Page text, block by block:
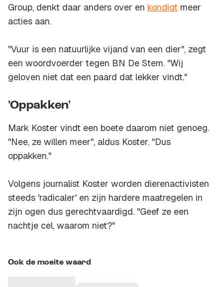
Group, denkt daar anders over en kondigt meer
acties aan.
"Vuur is een natuurlijke vijand van een dier", zegt
een woordvoerder tegen BN De Stem. "Wij
geloven niet dat een paard dat lekker vindt."
'Oppakken'
Mark Koster vindt een boete daarom niet genoeg.
"Nee, ze willen meer", aldus Koster. "Dus
oppakken."
Volgens journalist Koster worden dierenactivisten
steeds 'radicaler' en zijn hardere maatregelen in
zijn ogen dus gerechtvaardigd. "Geef ze een
nachtje cel, waarom niet?"
Ook de moeite waard